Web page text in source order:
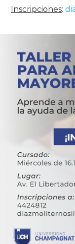
Inscripciones: